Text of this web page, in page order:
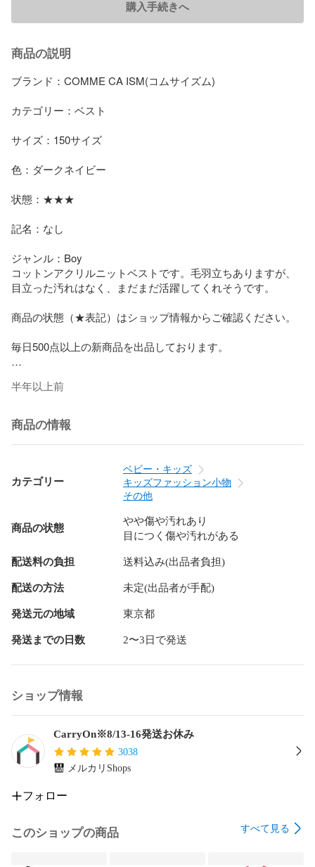
購入手続きへ
商品の説明
ブランド：COMME CA ISM(コムサイズム)
カテゴリー：ベスト
サイズ：150サイズ
色：ダークネイビー
状態：★★★
記名：なし
ジャンル：Boy
コットンアクリルニットベストです。毛羽立ちありますが、
目立った汚れはなく、まだまだ活躍してくれそうです。
商品の状態（★表記）はショップ情報からご確認ください。
毎日500点以上の新商品を出品しております。
半年以上前
商品の情報
カテゴリー
ベビー・キッズ
キッズファッション小物
その他
商品の状態
やや傷や汚れあり
目につく傷や汚れがある
配送料の負担 送料込み(出品者負担)
配送の方法 未定(出品者が手配)
発送元の地域 東京都
発送までの日数 2〜3日で発送
ショップ情報
CarryOn※8/13-16発送お休み
3038
メルカリShops
フォロー
このショップの商品 すべて見る